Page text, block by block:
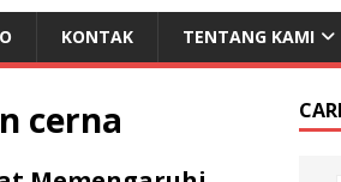
KONTAK TENTANG KAMI
cerna